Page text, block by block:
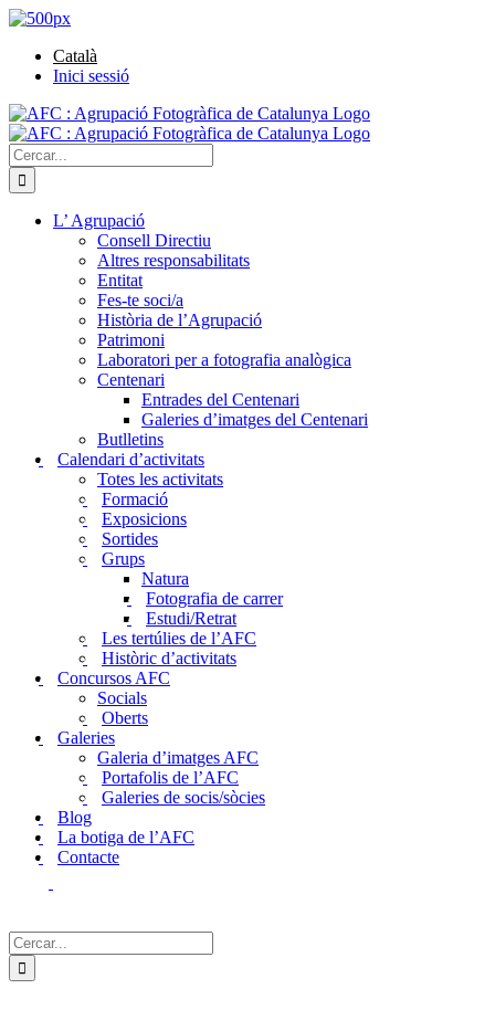
Skip
content
Facebook
Instagram
Twitter
Flickr
500px Instagram
Català
Inici sessió
Cerca
…
L’ Agrupació
Consell Directiu
Altres responsabilitats
Entitat
Fes-te soci/a
Història de l’Agrupació
Patrimoni
Laboratori per a fotografia analògica
Centenari
Entrades del Centenari
Galeries d’imatges del Centenari
Butlletins
Calendari d’activitats
Totes les activitats
Formació
Exposicions
Sortides
Grups
Natura
Fotografia de carrer
Estudi/Retrat
Les tertúlies de l’AFC
Històric d’activitats
Concursos AFC
Socials
Oberts
Galeries
Galeria d’imatges AFC
Portafolis de l’AFC
Galeries de socis/sòcies
Blog
La botiga de l’AFC
Contacte
Cerca
…